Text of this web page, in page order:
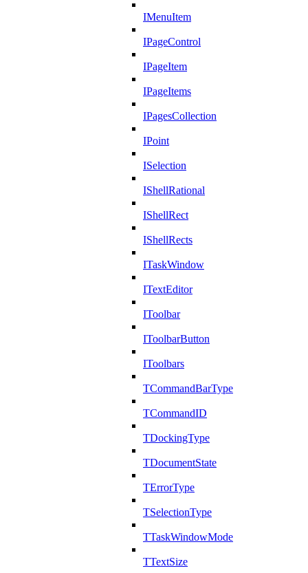
IMenuItem
IPageControl
IPageItem
IPageItems
IPagesCollection
IPoint
ISelection
IShellRational
IShellRect
IShellRects
ITaskWindow
ITextEditor
IToolbar
IToolbarButton
IToolbars
TCommandBarType
TCommandID
TDockingType
TDocumentState
TErrorType
TSelectionType
TTaskWindowMode
TTextSize